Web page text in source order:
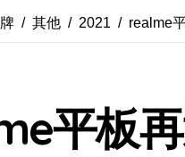
Galaxy Z Flip6：折叠间，
S25 Ultra颜值炸裂！定制
其他 2021 realme
平板